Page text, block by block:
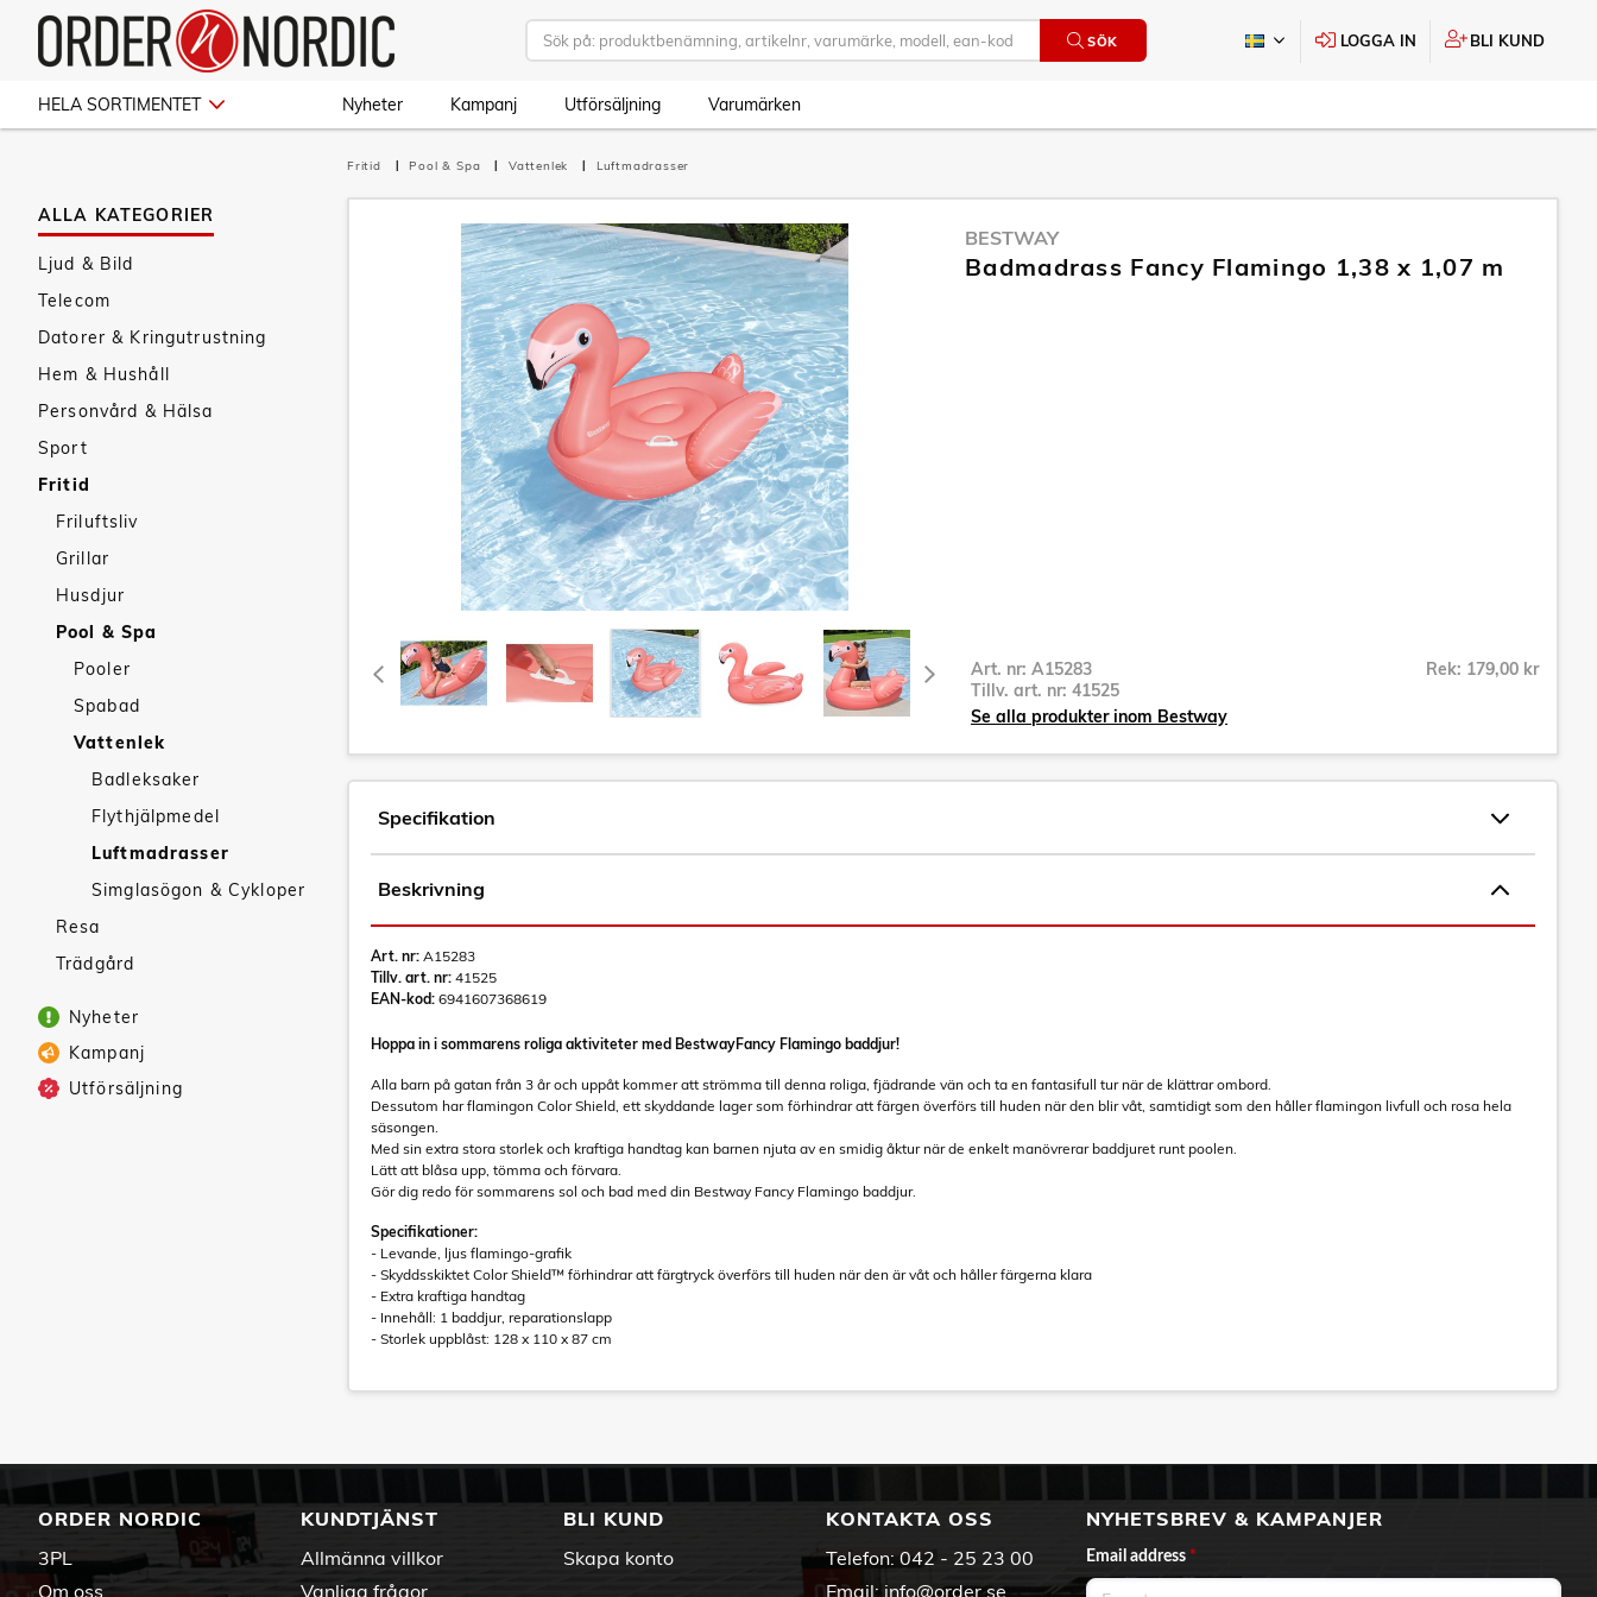
SÖK LOGGA IN BLI KUND
HELA SORTIMENTET Nyheter Kampanj Utförsäljning Varumärken
ALLA KATEGORIER
Ljud & Bild
Telecom
Datorer & Kringutrustning
Hem & Hushåll
Personvård & Hälsa
Sport
Fritid
Friluftsliv
Grillar
Husdjur
Pool & Spa
Pooler
Spabad
Vattenlek
Badleksaker
Flythjälpmedel
Luftmadrasser
Simglasögon & Cykloper
Resa
Trädgård
Nyheter
Kampanj
Utförsäljning
Fritid Pool & Spa Vattenlek Luftmadrasser
BESTWAY
Badmadrass Fancy Flamingo 1,38 x 1,07 m
Art. nr: A15283
Tillv. art. nr: 41525
Rek: 179,00 kr
Se alla produkter inom Bestway
Specifikation
Beskrivning
Art. nr: A15283
Tillv. art. nr: 41525
EAN-kod: 6941607368619
Hoppa in i sommarens roliga aktiviteter med BestwayFancy Flamingo baddjur!
Alla barn på gatan från 3 år och uppåt kommer att strömma till denna roliga, fjädrande vän och ta en fantasifull tur när de klättrar ombord.
Dessutom har flamingon Color Shield, ett skyddande lager som förhindrar att färgen överförs till huden när den blir våt, samtidigt som den håller flamingon livfull och rosa hela
säsongen.
Med sin extra stora storlek och kraftiga handtag kan barnen njuta av en smidig åktur när de enkelt manövrerar baddjuret runt poolen.
Lätt att blåsa upp, tömma och förvara.
Gör dig redo för sommarens sol och bad med din Bestway Fancy Flamingo baddjur.
Specifikationer:
- Levande, ljus flamingo-grafik
- Skyddsskiktet Color Shield™ förhindrar att färgtryck överförs till huden när den är våt och håller färgerna klara
- Extra kraftiga handtag
- Innehåll: 1 baddjur, reparationslapp
- Storlek uppblåst: 128 x 110 x 87 cm
ORDER NORDIC
3PL
Om oss
KUNDTJÄNST
Allmänna villkor
Vanliga frågor
BLI KUND
Skapa konto
KONTAKTA OSS
Telefon: 042 - 25 23 00
Email: info@order.se
NYHETSBREV & KAMPANJER
Email address *